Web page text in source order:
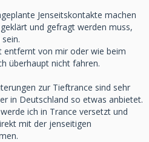
Jenseitskontakte machen
und gefragt werden muss,
entfernt von mir oder wie beim
überhaupt nicht fahren.
zur Tieftrance sind sehr
in Deutschland so etwas anbietet.
ich in Trance versetzt und
mit der jenseitigen